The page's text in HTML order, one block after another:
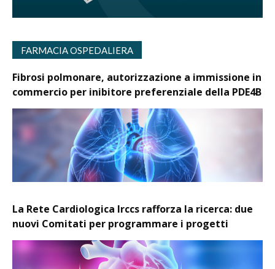
FARMACIA OSPEDALIERA
Fibrosi polmonare, autorizzazione a immissione in
commercio per inibitore preferenziale della PDE4B
La Rete Cardiologica Irccs rafforza la ricerca: due
nuovi Comitati per programmare i progetti